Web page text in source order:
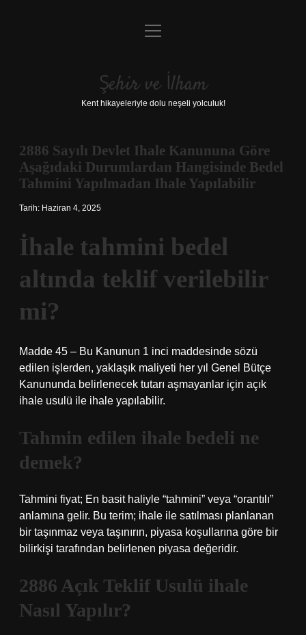
Anasayfa
Yasal Uyarı
menüyü
Şehir ve İlham
Kent hikayeleriyle dolu neşeli yolculuk!
2886 Sayılı Devlet Ihale Kanununa Göre
Aşağıdaki Durumlardan Hangisinde Bedel
Tahmini Yapılmadan Ihale Yapılabilir
Tarih: Haziran 4, 2025
İhale tahmini bedel
altında teklif verilebilir
mi?
Madde 45 – Bu Kanunun 1 inci maddesinde sözü
edilen işlerden, yaklaşık maliyeti her yıl Genel Bütçe
Kanununda belirlenecek tutarı aşmayanlar için açık
ihale usulü ile ihale yapılabilir.
Tahmin edilen ihale bedeli ne
demek?
Tahmini fiyat; En basit haliyle “tahmini” veya “orantılı”
anlamına gelir. Bu terim; ihale ile satılması planlanan
bir taşınmaz veya taşınırın, piyasa koşullarına göre bir
bilirkişi tarafından belirlenen piyasa değeridir.
2886 Açık Teklif Usulü ihale
Nasıl Yapılır?